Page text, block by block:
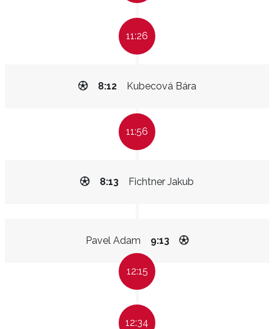
11:26
Kubecová Bára
8:12
11:56
Fichtner Jakub
8:13
Pavel Adam 9:13
12:15
12:34